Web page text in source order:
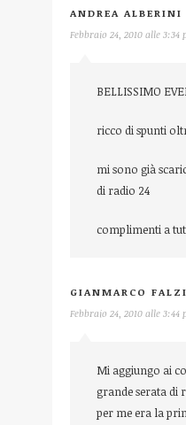
ANDREA ALBERINI
Febbraio 24, 2010 alle 3:34
BELLISSIMO
ricco di spunti
mi sono già
di radio 24
complimenti a
GIANMARCO FALZI
Febbraio 24, 2010 alle 3:44
Mi aggiungo ai
grande serata di
per me era la